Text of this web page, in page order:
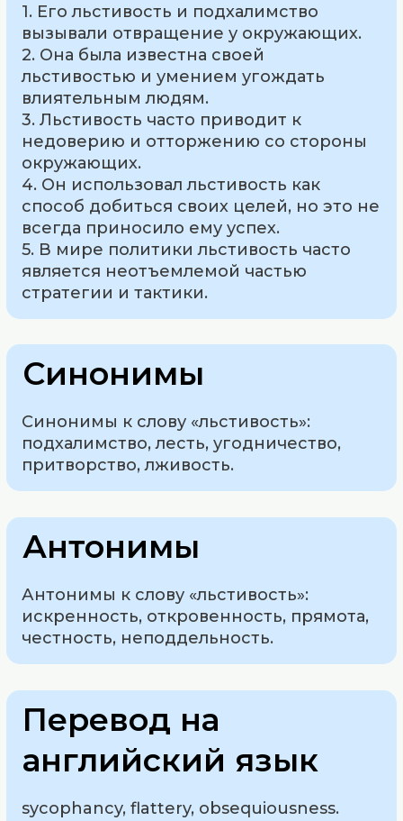
1. Его льстивость и подхалимство
вызывали отвращение у окружающих.
2. Она была известна своей
льстивостью и умением угождать
влиятельным людям.
3. Льстивость часто приводит к
недоверию и отторжению со стороны
окружающих.
4. Он использовал льстивость как
способ добиться своих целей, но это не
всегда приносило ему успех.
5. В мире политики льстивость часто
является неотъемлемой частью
стратегии и тактики.
Синонимы
Синонимы к слову «льстивость»:
подхалимство, лесть, угодничество,
притворство, лживость.
Антонимы
Антонимы к слову «льстивость»:
искренность, откровенность, прямота,
честность, неподдельность.
Перевод на
английский язык
sycophancy, flattery, obsequiousness.